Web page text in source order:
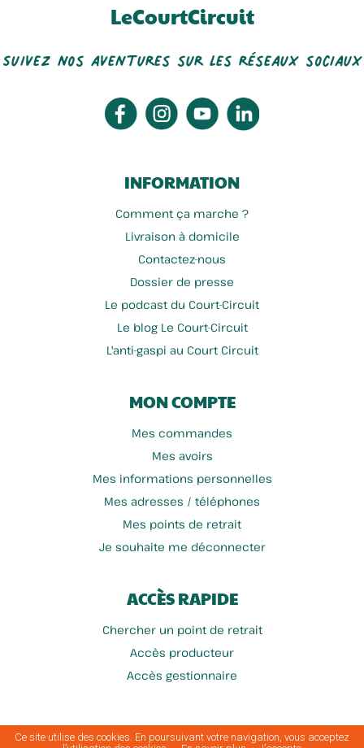
LeCourtCircuit
Suivez nos aventures sur les réseaux sociaux
INFORMATION
Comment ça marche ?
Livraison à domicile
Contactez-nous
Dossier de presse
Le podcast du Court-Circuit
Le blog Le Court-Circuit
L'anti-gaspi au Court Circuit
MON COMPTE
Mes commandes
Mes avoirs
Mes informations personnelles
Mes adresses / téléphones
Mes points de retrait
Je souhaite me déconnecter
ACCÈS RAPIDE
Chercher un point de retrait
Accès producteur
Accès gestionnaire
Conditions générales
|
Mentions
|
Politique de protection des
|
Politique de
|
A
| Plan du
Ce site utilise des cookies. En poursuivant votre navigation, vous acceptez